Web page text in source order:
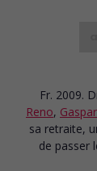
Fr. 2009.
Reno,
sa retraite,
de passer